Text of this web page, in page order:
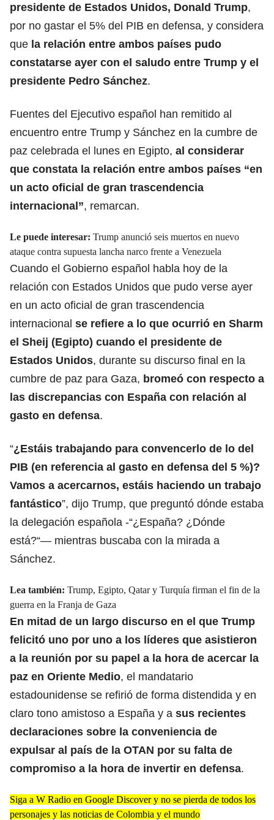
presidente de Estados Unidos, Donald Trump,
por no gastar el 5% del PIB en defensa, y considera
que la relación entre ambos países pudo
constatarse ayer con el saludo entre Trump y el
presidente Pedro Sánchez.
Fuentes del Ejecutivo español han remitido al
encuentro entre Trump y Sánchez en la cumbre de
paz celebrada el lunes en Egipto, al considerar
que constata la relación entre ambos países “en
un acto oficial de gran trascendencia
internacional”, remarcan.
Le puede interesar: Trump anunció seis muertos en nuevo
ataque contra supuesta lancha narco frente a Venezuela
Cuando el Gobierno español habla hoy de la
relación con Estados Unidos que pudo verse ayer
en un acto oficial de gran trascendencia
internacional se refiere a lo que ocurrió en Sharm
el Sheij (Egipto) cuando el presidente de
Estados Unidos, durante su discurso final en la
cumbre de paz para Gaza, bromeó con respecto a
las discrepancias con España con relación al
gasto en defensa.
“¿Estáis trabajando para convencerlo de lo del
PIB (en referencia al gasto en defensa del 5 %)?
Vamos a acercarnos, estáis haciendo un trabajo
fantástico”, dijo Trump, que preguntó dónde estaba
la delegación española -“¿España? ¿Dónde
está?“— mientras buscaba con la mirada a
Sánchez.
Lea también: Trump, Egipto, Qatar y Turquía firman el fin de la
guerra en la Franja de Gaza
En mitad de un largo discurso en el que Trump
felicitó uno por uno a los líderes que asistieron
a la reunión por su papel a la hora de acercar la
paz en Oriente Medio, el mandatario
estadounidense se refirió de forma distendida y en
claro tono amistoso a España y a sus recientes
declaraciones sobre la conveniencia de
expulsar al país de la OTAN por su falta de
compromiso a la hora de invertir en defensa.
Siga a W Radio en Google Discover y no se pierda de todos los
personajes y las noticias de Colombia y el mundo